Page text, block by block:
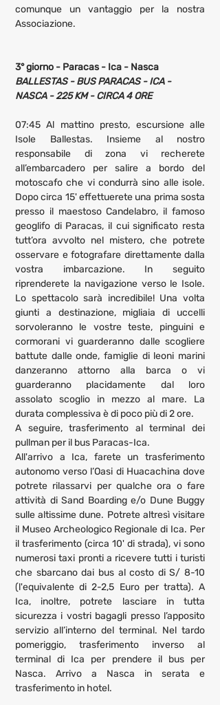
comunque un vantaggio per la nostra
Associazione.
3° giorno - Paracas - Ica - Nasca
BALLESTAS - BUS PARACAS - ICA -
NASCA - 225 KM - CIRCA 4 ORE
07:45 Al mattino presto, escursione alle
Isole Ballestas. Insieme al nostro
responsabile di zona vi recherete
all’embarcadero per salire a bordo del
motoscafo che vi condurrà sino alle isole.
Dopo circa 15' effettuerete una prima sosta
presso il maestoso Candelabro, il famoso
geoglifo di Paracas, il cui significato resta
tutt’ora avvolto nel mistero, che potrete
osservare e fotografare direttamente dalla
vostra imbarcazione. In seguito
riprenderete la navigazione verso le Isole.
Lo spettacolo sarà incredibile! Una volta
giunti a destinazione, migliaia di uccelli
sorvoleranno le vostre teste, pinguini e
cormorani vi guarderanno dalle scogliere
battute dalle onde, famiglie di leoni marini
danzeranno attorno alla barca o vi
guarderanno placidamente dal loro
assolato scoglio in mezzo al mare. La
durata complessiva è di poco più di 2 ore.
A seguire, trasferimento al terminal dei
pullman per il bus Paracas-Ica.
All'arrivo a Ica, farete un trasferimento
autonomo verso l’Oasi di Huacachina dove
potrete rilassarvi per qualche ora o fare
attività di Sand Boarding e/o Dune Buggy
sulle altissime dune. Potrete altresì visitare
il Museo Archeologico Regionale di Ica. Per
il trasferimento (circa 10' di strada), vi sono
numerosi taxi pronti a ricevere tutti i turisti
che sbarcano dai bus al costo di S/ 8-10
(l'equivalente di 2-2,5 Euro per tratta). A
Ica, inoltre, potrete lasciare in tutta
sicurezza i vostri bagagli presso l’apposito
servizio all’interno del terminal. Nel tardo
pomeriggio, trasferimento inverso al
terminal di Ica per prendere il bus per
Nasca. Arrivo a Nasca in serata e
trasferimento in hotel.